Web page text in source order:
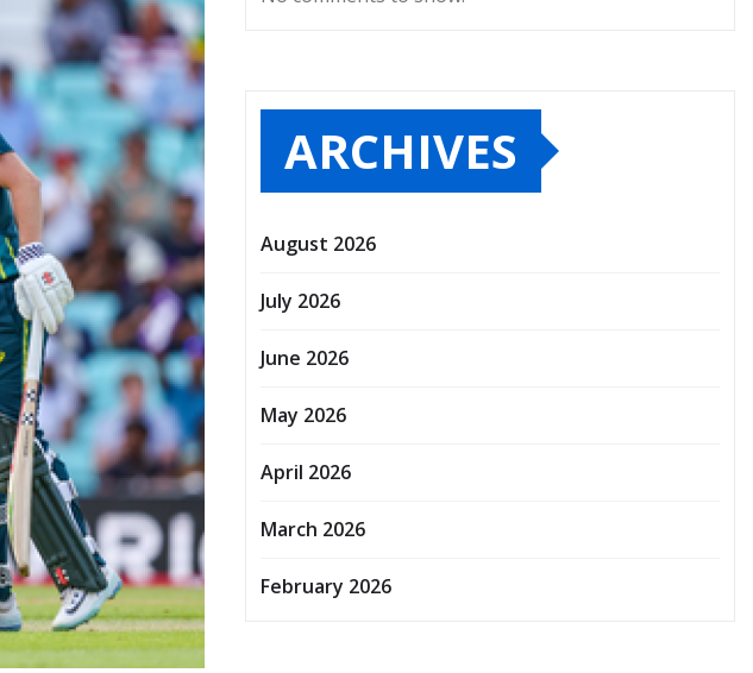
ARCHIVES
August 2026
July 2026
June 2026
May 2026
April 2026
March 2026
February 2026